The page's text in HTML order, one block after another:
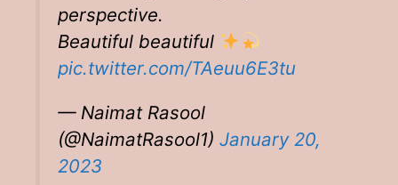
perspective.
Beautiful beautiful
pic.twitter.com/TAeuu6E3tu
— Naimat Rasool
(@NaimatRasool1) January 20,
2023